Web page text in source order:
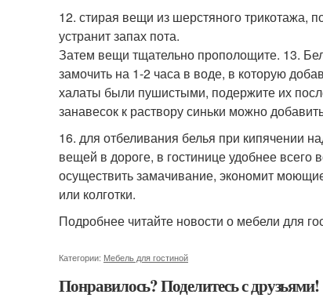
12. стирая вещи из шерстяного трикотажа,
устранит запах пота.
Затем вещи тщательно прополощите. 13.
замочить на 1-2 часа в воде, в которую
халаты были пушистыми, подержите их
занавесок к раствору синьки можно
16. для отбеливания белья при кипячении
вещей в дороге, в гостинице удобнее всего
осуществить замачивание, экономит
или колготки.
Подробнее читайте новости о мебели для
Категории: Мебель для гостиной
Понравилось? Поделитесь с друзьями!